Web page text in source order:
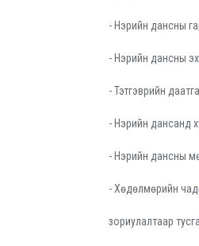
- Нэрийн дансны
- Нэрийн дансны
- Тэтгэврийн
- Нэрийн дансанд
- Нэрийн дансны
- Хөдөлмөрийн
зориулалтаар